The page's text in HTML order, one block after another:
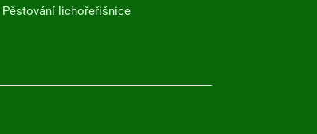
Pěstování lichořeřišnice